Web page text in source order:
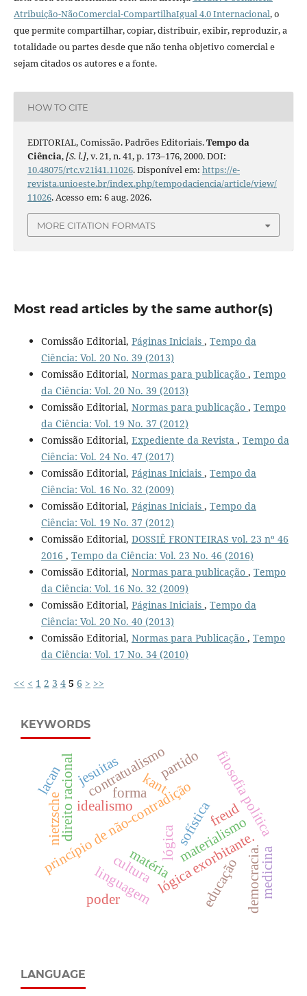
Atribuição-NãoComercial-CompartilhaIgual 4.0 Internacional, o
que permite compartilhar, copiar, distribuir, exibir, reproduzir, a
totalidade ou partes desde que não tenha objetivo comercial e
sejam citados os autores e a fonte.
HOW TO CITE
EDITORIAL, Comissão. Padrões Editoriais.Tempo da
Ciência,[S. l.], v. 21, n. 41, p. 173–176, 2000. DOI:
10.48075/rtc.v21i41.11026. Disponível em: https://e-
revista.unioeste.br/index.php/tempodaciencia/article/view/
11026. Acesso em: 6 aug. 2026.
MORE CITATION FORMATS
Most read articles by the same author(s)
Comissão Editorial, Páginas Iniciais , Tempo da
Ciência: Vol. 20 No. 39 (2013)
Comissão Editorial, Normas para publicação , Tempo
da Ciência: Vol. 20 No. 39 (2013)
Comissão Editorial, Normas para publicação , Tempo
da Ciência: Vol. 19 No. 37 (2012)
Comissão Editorial, Expediente da Revista , Tempo da
Ciência: Vol. 24 No. 47 (2017)
Comissão Editorial, Páginas Iniciais , Tempo da
Ciência: Vol. 16 No. 32 (2009)
Comissão Editorial, Páginas Iniciais , Tempo da
Ciência: Vol. 19 No. 37 (2012)
Comissão Editorial, DOSSIÊ FRONTEIRAS vol. 23 nº 46
2016 , Tempo da Ciência: Vol. 23 No. 46 (2016)
Comissão Editorial, Normas para publicação , Tempo
da Ciência: Vol. 16 No. 32 (2009)
Comissão Editorial, Páginas Iniciais , Tempo da
Ciência: Vol. 20 No. 40 (2013)
Comissão Editorial, Normas para Publicação , Tempo
da Ciência: Vol. 17 No. 34 (2010)
<< < 1 2 3 4 5 6 > >>
KEYWORDS
lógica
princípio de não-contradiçãológica exorbitante.
kant
direito racional filosofia política
contratualismo
idealismo
materialismo
forma
matéria democracia.
linguagem
sofística
cultura
nietzsche
jesuitas
educação medicina
partido
poder
freud
lacan
LANGUAGE